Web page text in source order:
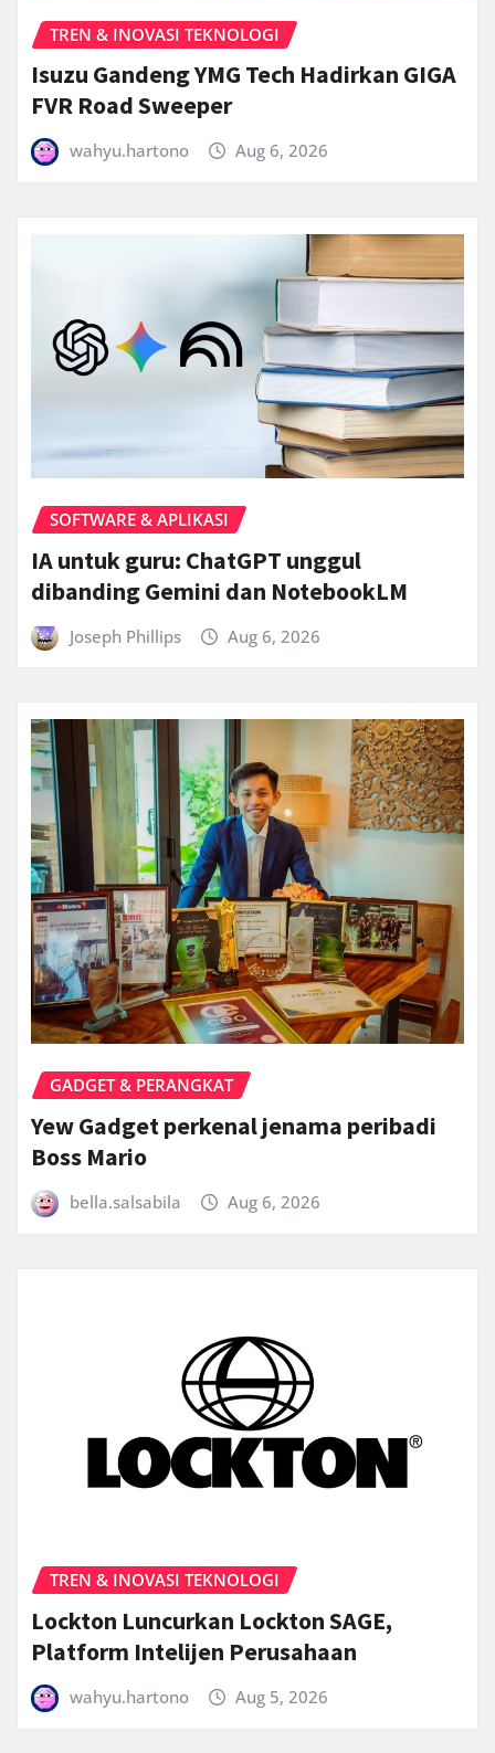
TREN & INOVASI TEKNOLOGI
Isuzu Gandeng YMG Tech Hadirkan GIGA
FVR Road Sweeper
wahyu.hartono Aug 6, 2026
SOFTWARE & APLIKASI
IA untuk guru: ChatGPT unggul
dibanding Gemini dan NotebookLM
Joseph Phillips Aug 6, 2026
GADGET & PERANGKAT
Yew Gadget perkenal jenama peribadi
Boss Mario
bella.salsabila Aug 6, 2026
TREN & INOVASI TEKNOLOGI
Lockton Luncurkan Lockton SAGE,
Platform Intelijen Perusahaan
wahyu.hartono Aug 5, 2026